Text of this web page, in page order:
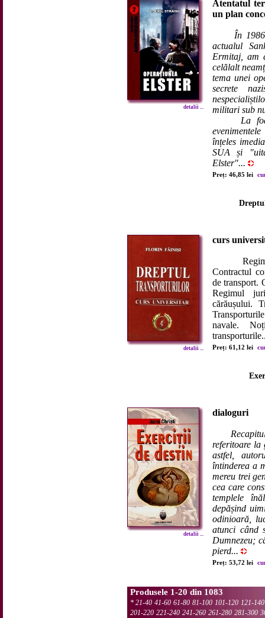
detalii ...
Atentatul
un plan
În
actualul
Ermitaj, am
celălalt
tema unei
secrete
militari sub
La foarte
înțeles
SUA și
Elster"...
Preț: 46,85 lei
detalii ...
curs
Regimul
Contractul
de transport.
Regimul
cărăușului.
navale.
Preț: 61,12 lei
detalii ...
dialoguri
referitoare la
astfel,
întinderea a
mereu trei
cea care
templele
depășind
odinioară,
atunci când
Dumnezeu;
pierd...
Preț: 53,72 lei
Produsele 1-20 din 1083
* 21-40 41-60 61-80 81-100 101-120 121-140
201-220 221-240 241-260 261-280 281-300